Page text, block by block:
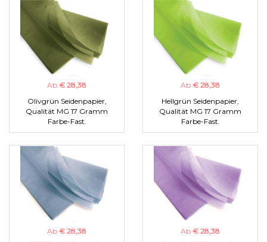
Ab € 28,38
Olivgrün Seidenpapier,
Qualität MG 17 Gramm
Farbe-Fast.
Ab € 28,38
Hellgrün Seidenpapier,
Qualität MG 17 Gramm
Farbe-Fast.
Ab € 28,38
Ab € 28,38